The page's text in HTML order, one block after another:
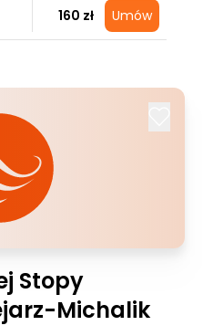
160 zł Umów
Stopy
Michalik